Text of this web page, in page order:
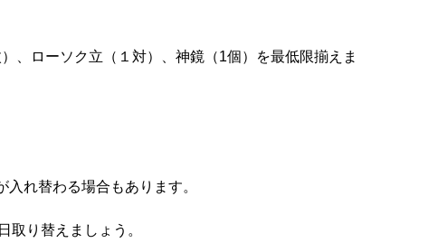
、ローソク立（１対）、神鏡（1個）を最低限揃えま
れ替わる場合もあります。
取り替えましょう。